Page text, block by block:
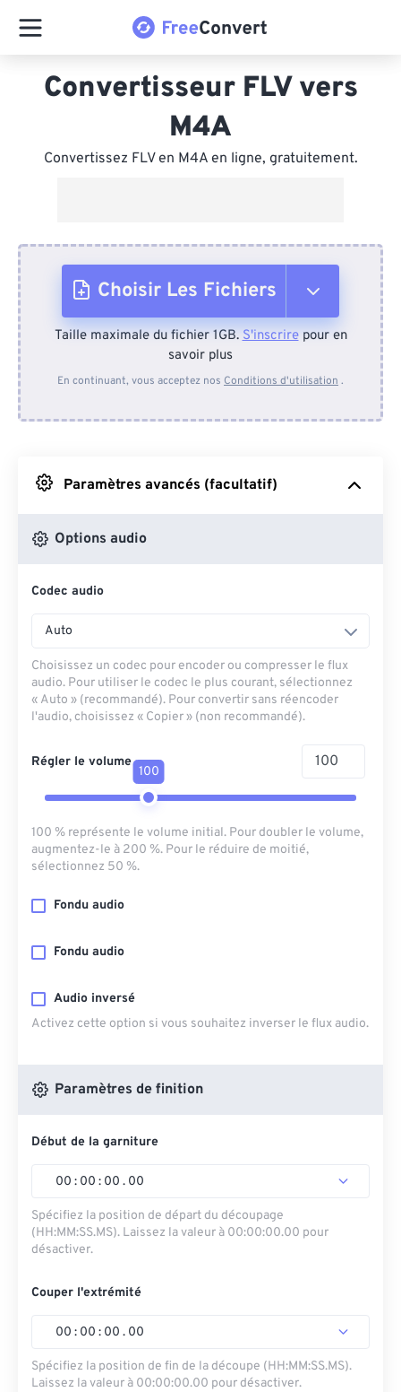
Convertisseur FLV vers
M4A
Convertissez FLV en M4A en ligne, gratuitement.
Choisir Les Fichiers
Depuis l'appareil
Depuis Google Drive
Depuis OneDrive
Taille maximale du fichier 1GB.S'inscrirepour en
savoir plus
En continuant, vous acceptez nos Conditions d'utilisation .
Paramètres avancés (facultatif)
Options audio
Codec audio
Auto
Choisissez un codec pour encoder ou compresser le flux
audio. Pour utiliser le codec le plus courant, sélectionnez
« Auto » (recommandé). Pour convertir sans réencoder
l'audio, choisissez « Copier » (non recommandé).
Régler le volume
100
100 % représente le volume initial. Pour doubler le volume,
augmentez-le à 200 %. Pour le réduire de moitié,
sélectionnez 50 %.
Fondu audio
Fondu audio
Audio inversé
Activez cette option si vous souhaitez inverser le flux audio.
Paramètres de finition
Début de la garniture
00 : 00 : 00 . 00
Spécifiez la position de départ du découpage
(HH:MM:SS.MS). Laissez la valeur à 00:00:00.00 pour
désactiver.
Couper l'extrémité
00 : 00 : 00 . 00
Spécifiez la position de fin de la découpe (HH:MM:SS.MS).
Laissez la valeur à 00:00:00.00 pour désactiver.